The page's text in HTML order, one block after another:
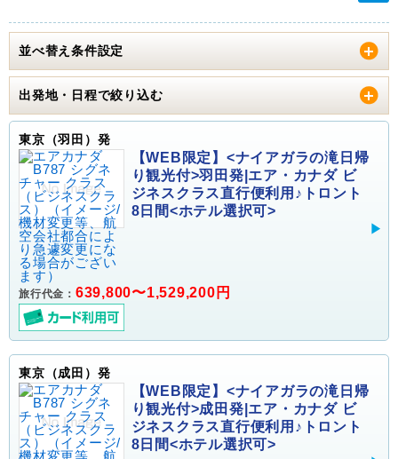
並べ替え条件設定
出発地・日程で絞り込む
東京（羽田）発
【WEB限定】<ナイアガラの滝日帰
り観光付>羽田発|エア・カナダ ビ
ジネスクラス直行便利用♪トロント
8日間<ホテル選択可>
旅行代金： 639,800〜1,529,200円
東京（成田）発
【WEB限定】<ナイアガラの滝日帰
り観光付>成田発|エア・カナダ ビ
ジネスクラス直行便利用♪トロント
8日間<ホテル選択可>